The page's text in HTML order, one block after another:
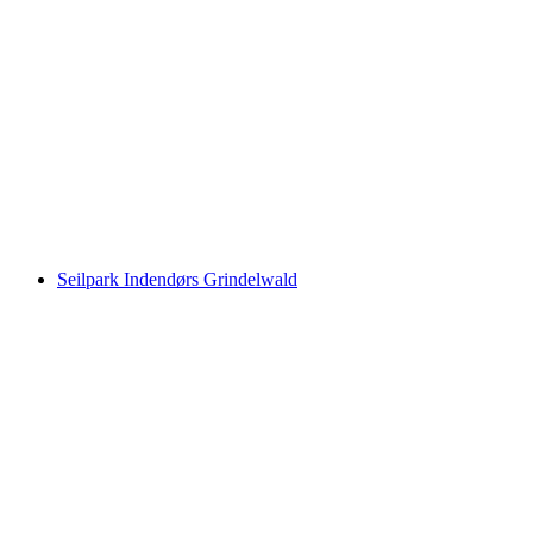
Seilpark Indendørs Grindelwald